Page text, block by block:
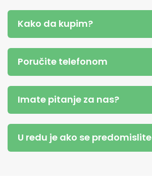
Kako da kupim?
Poručite telefonom
Imate pitanje za nas?
U redu je ako se predomislite